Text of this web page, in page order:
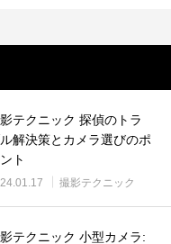
テクニック 探偵のトラ
解決策とカメラ選びのポ
ト
撮影テクニック
テクニック 小型カメラ: